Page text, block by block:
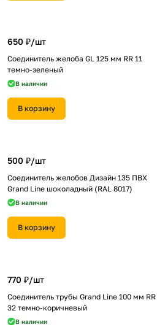
650 ₽/шт
Соединитель желоба GL 125 мм RR 11
темно-зеленый
В наличии
В корзину
500 ₽/шт
Соединитель желобов Дизайн 135 ПВХ
Grand Line шоколадный (RAL 8017)
В наличии
В корзину
770 ₽/шт
Соединитель трубы Grand Line 100 мм RR
32 темно-коричневый
В наличии